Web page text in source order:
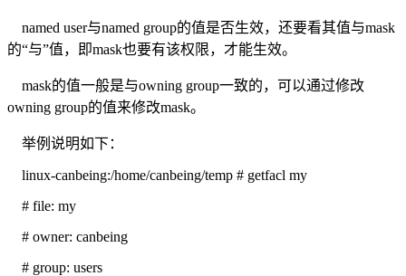
named user与named group的值是否生效，还要看其值与mask
的“与”值，即mask也要有该权限，才能生效。
mask的值一般是与owning group一致的，可以通过修改
owning group的值来修改mask。
举例说明如下：
linux-canbeing:/home/canbeing/temp # getfacl my
# file: my
# owner: canbeing
# group: users